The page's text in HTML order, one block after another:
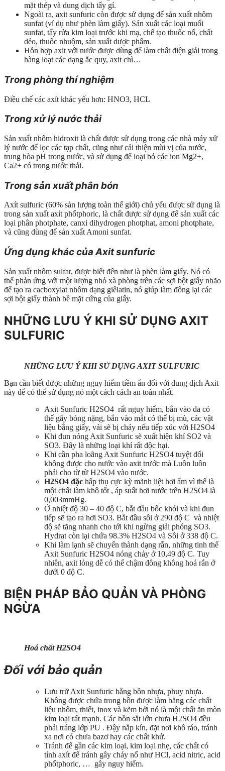
mặt thép và dung dịch tẩy gỉ.
Ngoài ra, axit sunfuric còn được sử dụng để sản xuất nhôm
sunfat (ví dụ như phèn làm giấy). Sản xuất các loại muối
sunfat, tẩy rửa kim loại trước khi mạ, chế tạo thuốc nổ, chất
dẻo, thuốc nhuộm, sản xuất dược phẩm.
Hỗn hợp axit với nước được dùng để làm chất điện giải trong
hàng loạt các dạng ắc quy, axit chì…
Trong phòng thí nghiệm
Điều chế các axít khác yếu hơn: HNO3, HCL
Trong xử lý nước thải
Sản xuất nhôm hidroxit là chất được sử dụng trong các nhà máy xử
lý nước để lọc các tạp chất, cũng như cải thiện mùi vị của nước,
trung hòa pH trong nước, và sử dụng để loại bỏ các ion Mg2+,
Ca2+ có trong nước thải.
Trong sản xuất phân bón
Axít sulfuric (60% sản lượng toàn thế giới) chủ yếu được sử dụng là
trong sản xuất axít phốtphoric, là chất được sử dụng để sản xuất các
loại phân photphate, canxi dihydrogen photphat, amoni photphate,
và cũng dùng để sản xuất Amoni sunfat.
Ứng dụng khác của Axit sunfuric
Sản xuất nhôm sulfat, được biết đến như là phèn làm giấy. Nó có
thể phản ứng với một lượng nhỏ xà phòng trên các sợi bột giấy nhão
để tạo ra cacboxylat nhôm dạng giêlatin, nó giúp làm đông lại các
sợi bột giấy thành bề mặt cứng của giấy.
NHỮNG LƯU Ý KHI SỬ DỤNG AXIT
SULFURIC
NHỮNG LƯU Ý KHI SỬ DỤNG AXIT SULFURIC
Bạn cần biết được những nguy hiểm tiềm ẩn đối với dung dịch Axit
này để có thể sử dụng nó một cách cách an toàn nhất.
Axit Sunfuric H2SO4 rất nguy hiểm, bắn vào da có
thể gây bỏng nặng, bắn vào mắt có thể bị mù, các vật
liệu bằng giấy, vải sẽ bị cháy nếu tiếp xúc với H2SO4
Khi đun nóng Axit Sunfuric sẽ xuất hiện khí SO2 và
SO3. Đây là những loại khí rất độc hại.
Khi cần pha loãng Axit Sunfuric H2SO4 tuyệt đối
không được cho nước vào axit trước mà Luôn luôn
phải cho từ từ H2SO4 vào nước.
H2SO4 đặc hấp thụ cực kỳ mãnh liệt hơi ẩm vì thế là
một chất làm khô tốt , áp suất hơi nước trên H2SO4 là
0,003mmHg.
Ở nhiệt độ 30 – 40 độ C, bắt đầu bốc khói và khi đun
tiếp sẽ tạo ra hơi SO3. Bắt đầu sôi ở 290 độ C và nhiệt
độ sẽ tăng nhanh cho tới khi ngừng giải phóng SO3.
Hydrat còn lại chứa 98.3% H2SO4 và Sôi ở 338 độ C.
Khi làm lạnh sẽ chuyển thành dạng rắn, những tinh thể
Axit Sunfuric H2SO4 nóng chảy ở 10,49 độ C. Tuy
nhiên, axit lỏng dễ có thể chậm đông không hoá rắn ở
dưới 0 độ C.
BIỆN PHÁP BẢO QUẢN VÀ PHÒNG
NGỪA
Hoá chất H2SO4
Đối với bảo quản
Lưu trữ Axit Sunfuric bằng bồn nhựa, phuy nhựa.
Không được chứa trong bồn được làm bằng các chất
liệu nhôm, thiết, inox và kẽm bởi nó là một chất ăn mòn
kim loại rất mạnh. Các bồn sắt lớn chưa H2SO4 đều
phải tráng lớp PU . Đậy nắp kín, đặt nơi khô ráo, tránh
xa nơi có chưa bazơ hay các chất khử.
Tránh để gần các kim loại, kim loại nhẹ, các chất có
tính axít để tránh gây cháy nổ như HCl, acid nitric, acid
phốtphoric, … gây nguy hiểm.